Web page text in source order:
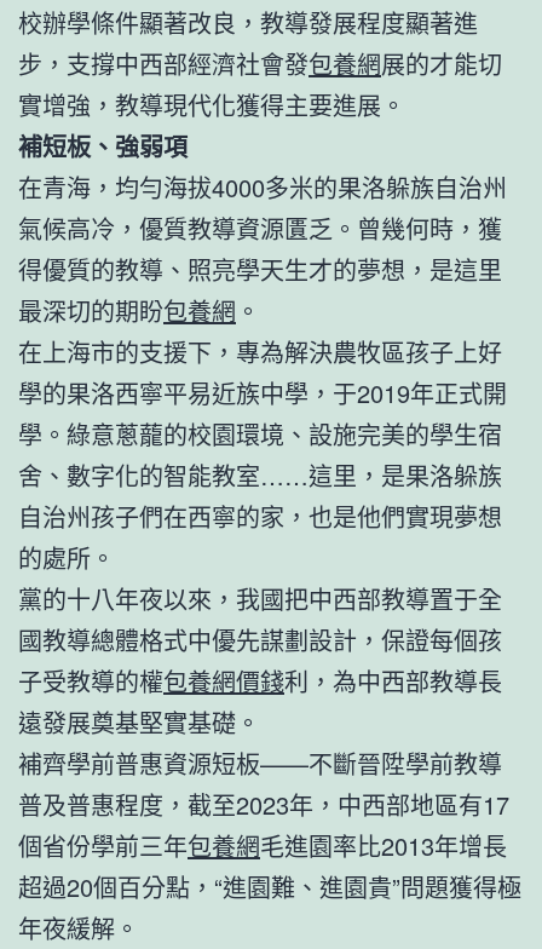
校辦學條件顯著改良，教導發展程度顯著進
步，支撐中西部經濟社會發包養網展的才能切
實增強，教導現代化獲得主要進展。
補短板、強弱項
在青海，均勻海拔4000多米的果洛躲族自治州
氣候高冷，優質教導資源匱乏。曾幾何時，獲
得優質的教導、照亮學天生才的夢想，是這里
最深切的期盼包養網 。
在上海市的支援下，專為解決農牧區孩子上好
學的果洛西寧平易近族中學，于2019年正式開
學。綠意蔥蘢的校園環境、設施完美的學生宿
舍、數字化的智能教室……這里，是果洛躲族
自治州孩子們在西寧的家，也是他們實現夢想
的處所。
黨的十八年夜以來，我國把中西部教導置于全
國教導總體格式中優先謀劃設計，保證每個孩
子受教導的權包養網價錢利，為中西部教導長
遠發展奠基堅實基礎。
補齊學前普惠資源短板——不斷晉陞學前教導
普及普惠程度，截至2023年，中西部地區有17
個省份學前三年包養網毛進園率比2013年增長
超過20個百分點，“進園難、進園貴”問題獲得極
年夜緩解。